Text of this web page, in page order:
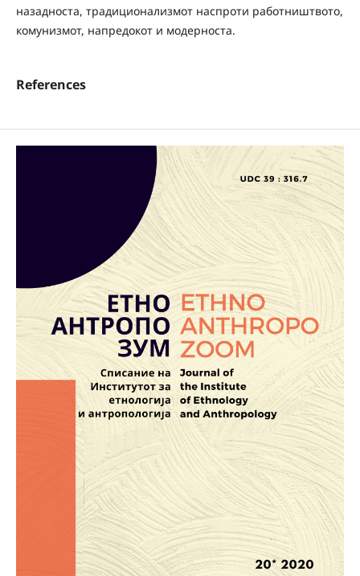
назадноста, традиционализмот наспроти работништвото,
комунизмот, напредокот и модерноста.
References